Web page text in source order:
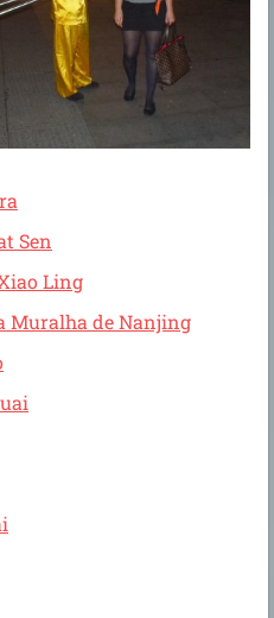
Sen
Ling
Muralha de Nanjing